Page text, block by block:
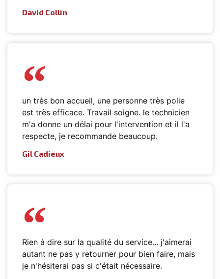
David Collin
un très bon accueil, une personne très polie
est très efficace. Travail soigne. le technicien
m'a donne un délai pour l'intervention et il l'a
respecte, je recommande beaucoup.
Gil Cadieux
Rien à dire sur la qualité du service... j'aimerai
autant ne pas y retourner pour bien faire, mais
je n'hésiterai pas si c'était nécessaire.